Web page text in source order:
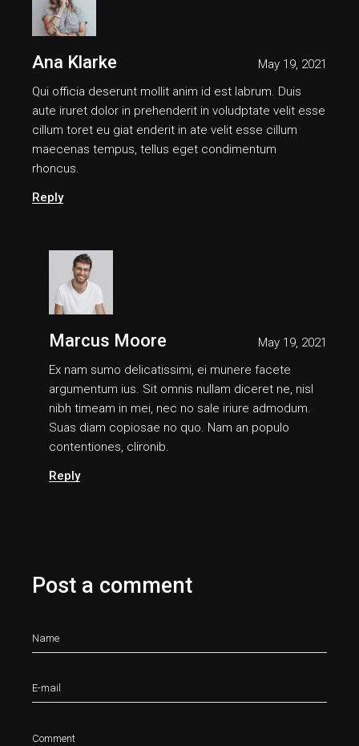
Ana Klarke
May 19, 2021
Qui officia deserunt mollit anim id est labrum. Duis
aute iruret dolor in prehenderit in voludptate velit esse
cillum toret eu giat enderit in ate velit esse cillum
maecenas tempus, tellus eget condimentum
rhoncus.
Reply
Marcus Moore
May 19, 2021
Ex nam sumo delicatissimi, ei munere facete
argumentum ius. Sit omnis nullam diceret ne, nisl
nibh timeam in mei, nec no sale iriure admodum.
Suas diam copiosae no quo. Nam an populo
contentiones, clironib.
Reply
Post a comment
Comment